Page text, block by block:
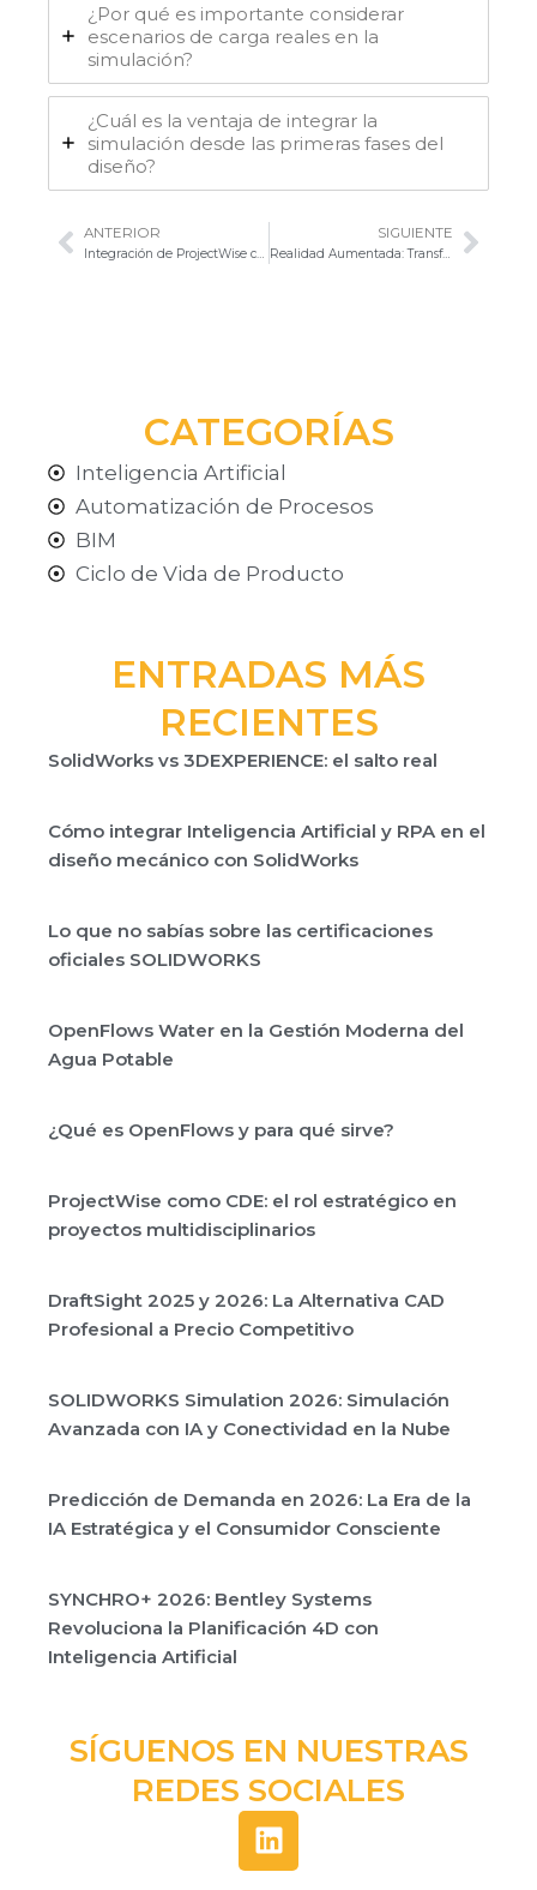
¿Por qué es importante considerar
escenarios de carga reales en la
simulación?
¿Cuál es la ventaja de integrar la
simulación desde las primeras fases del
diseño?
AntANTERIOR
Integración de ProjectWise con Microsoft 365: Optimización de la Gestión Documental
SIGUIENTE
Realidad Aumentada: Transformando las Instrucciones Digitales
CATEGORÍAS
Inteligencia Artificial
Automatización de Procesos
BIM
Ciclo de Vida de Producto
ENTRADAS MÁS
RECIENTES
SolidWorks vs 3DEXPERIENCE: el salto real
Cómo integrar Inteligencia Artificial y RPA en el
diseño mecánico con SolidWorks
Lo que no sabías sobre las certificaciones
oficiales SOLIDWORKS
OpenFlows Water en la Gestión Moderna del
Agua Potable
¿Qué es OpenFlows y para qué sirve?
ProjectWise como CDE: el rol estratégico en
proyectos multidisciplinarios
DraftSight 2025 y 2026: La Alternativa CAD
Profesional a Precio Competitivo
SOLIDWORKS Simulation 2026: Simulación
Avanzada con IA y Conectividad en la Nube
Predicción de Demanda en 2026: La Era de la
IA Estratégica y el Consumidor Consciente
SYNCHRO+ 2026: Bentley Systems
Revoluciona la Planificación 4D con
Inteligencia Artificial
SÍGUENOS EN NUESTRAS
REDES SOCIALES
L
i